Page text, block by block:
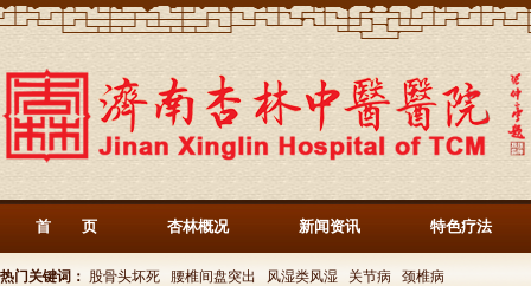
首 页 杏林概况 新闻资讯 特色疗法
热门关键词： 股骨头坏死 腰椎间盘突出 风湿类风湿 关节病 颈椎病